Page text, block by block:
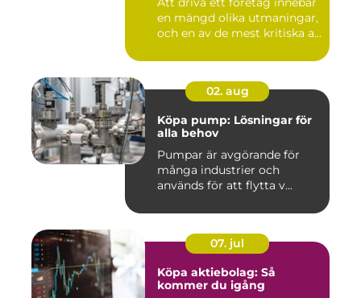
en mängd olika utmaningar,
och en av de mest kritiska a...
02. aug
Köpa pump: Lösningar för
alla behov
Pumpar är avgörande för
många industrier och
används för att flytta v...
07. jul
Köpa aktiebolag: Så
kommer du igång